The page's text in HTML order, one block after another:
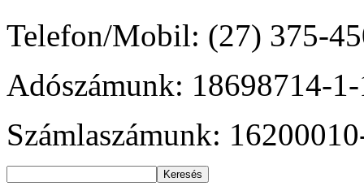
Telefon/Mobil: (27) 375-
Adószámunk: 18698714-
Számlaszámunk: